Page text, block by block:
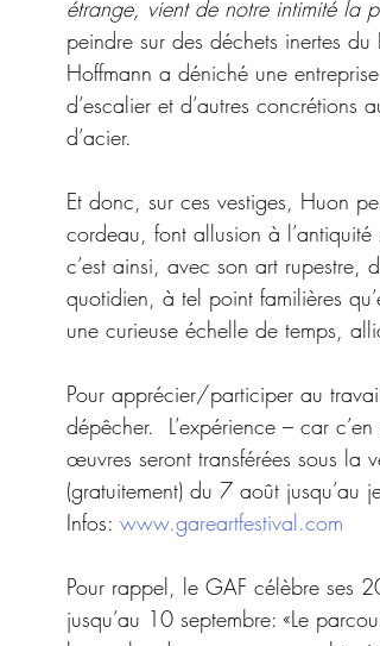
étrange, vient de notre intimité la
peindre sur des déchets inertes
Hoffmann a déniché une
d’escalier et d’autres concrétions
d’acier.
Et donc, sur ces vestiges, Huon
cordeau, font allusion à
c’est ainsi, avec son art rupestre,
quotidien, à tel point familières
une curieuse échelle de temps,
Pour apprécier/participer au
dépêcher.  L’expérience – car
œuvres seront transférées sous la
(gratuitement) du 7 août jusqu’au
Infos: www.gareartfestival.com
Pour rappel, le GAF célèbre ses
jusqu’au 10 septembre: «Le